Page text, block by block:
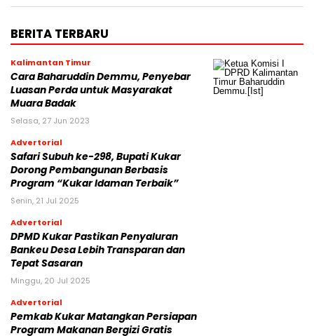
BERITA TERBARU
Kalimantan Timur
Cara Baharuddin Demmu, Penyebar
Luasan Perda untuk Masyarakat
Muara Badak
Selasa, 27 Jun 2023
Advertorial
Safari Subuh ke-298, Bupati Kukar
Dorong Pembangunan Berbasis
Program “Kukar Idaman Terbaik”
Senin, 21 Jul 2025
Advertorial
DPMD Kukar Pastikan Penyaluran
Bankeu Desa Lebih Transparan dan
Tepat Sasaran
Minggu, 20 Jul 2025
Advertorial
Pemkab Kukar Matangkan Persiapan
Program Makanan Bergizi Gratis